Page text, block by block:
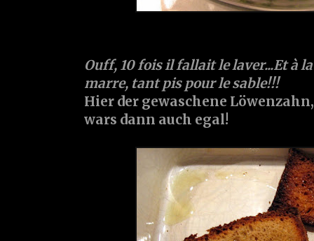
Ouff, 10 fois il fallait le laver...Et à
marre, tant pis pour le sable!!!
Hier der gewaschene
wars dann auch egal!